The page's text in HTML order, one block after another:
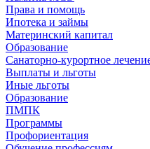
Права и помощь
Ипотека и займы
Материнский капитал
Образование
Санаторно-курортное
Выплаты и льготы
Иные льготы
Образование
ПМПК
Программы
Профориентация